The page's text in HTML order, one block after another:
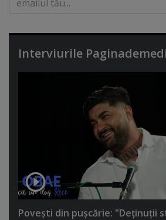
Interviurile
Poveşti din puşcărie: "Deţinuţii